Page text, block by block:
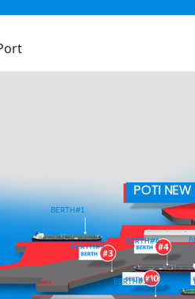
POTI
BERTH#1
BERTH#3
BERTH#4
BERTH#10